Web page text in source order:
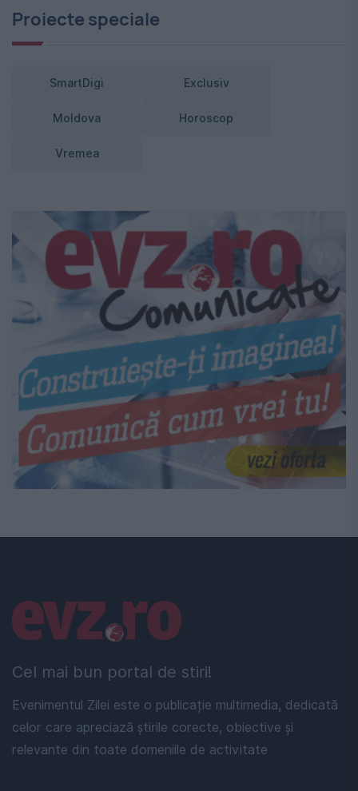
Proiecte speciale
SmartDigi Exclusiv
Moldova Horoscop
Vremea
Cel mai bun portal de stiri!
Evenimentul Zilei este o publicație multimedia, dedicată
celor care apreciază știrile corecte, obiective și
relevante din toate domeniile de activitate
Linkuri utile